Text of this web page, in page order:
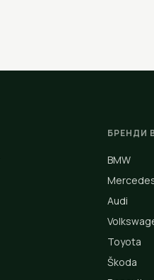
БРЕНДИ
BMW
Audi
Toyota
Škoda